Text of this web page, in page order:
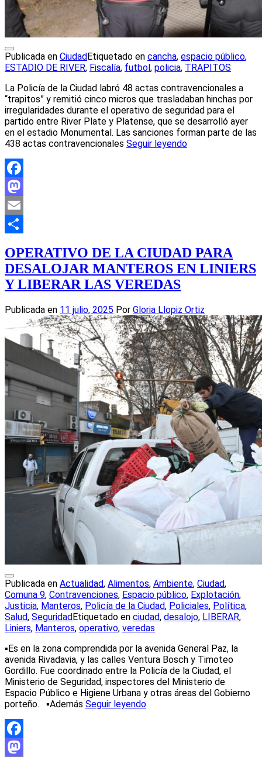
Publicada en Ciudad Etiquetado en cancha, espacio público,
ESTADIO DE RIVER, Fiscalía, futbol , policia, TRAPITOS
La Policía de la Ciudad labró 48 actas contravencionales a
“trapitos” y remitió cinco micros que trasladaban hinchas por
irregularidades durante el operativo de seguridad para el
partido entre River Plate y Platense, que se desarrolló ayer
en el estadio Monumental. Las sanciones forman parte de las
438 actas contravencionales Seguir leyendo
Facebook
Mastodon
Email
OPERATIVO DE LA CIUDAD PARA
DESALOJAR MANTEROS EN LINIERS
Y LIBERAR LAS VEREDAS
Publicada en 11 julio, 2025 Por Gloria Llopiz Ortiz
Publicada en Actualidad, Alimentos, Ambiente, Ciudad,
Comuna 9, Contravenciones, Espacio público, Explotación,
Justicia, Manteros, Policía de la Ciudad, Policiales, Política,
Salud, Seguridad Etiquetado en ciudad, desalojo, LIBERAR,
Liniers, Manteros, operativo, veredas
▪️Es en la zona comprendida por la avenida General Paz, la
avenida Rivadavia, y las calles Ventura Bosch y Timoteo
Gordillo. Fue coordinado entre la Policía de la Ciudad, el
Ministerio de Seguridad, inspectores del Ministerio de
Espacio Público e Higiene Urbana y otras áreas del Gobierno
porteño. ▪️Además Seguir leyendo
Facebook